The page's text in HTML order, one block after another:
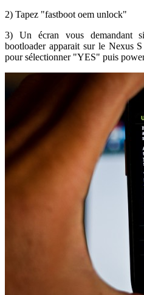
2) Tapez "fastboot oem unlock"
3) Un écran vous demandant
bootloader apparait sur le Nexus
pour sélectionner "YES" puis